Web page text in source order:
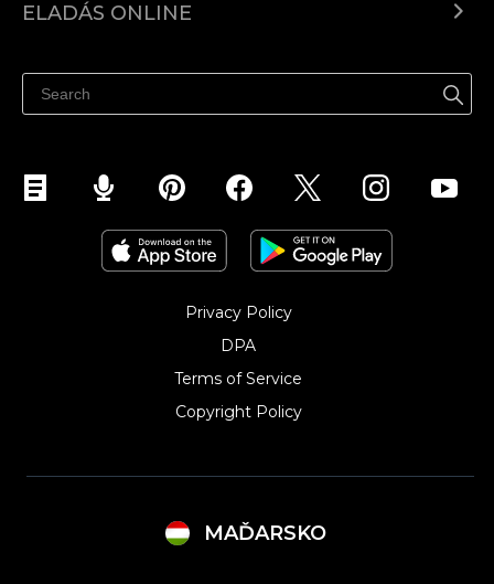
Árkalkuláció
ELADÁS ONLINE
Eladás a Facebookon
Eladás Instagramon
Privacy Policy
DPA
Terms of Service
Copyright Policy‎
MAĎARSKO